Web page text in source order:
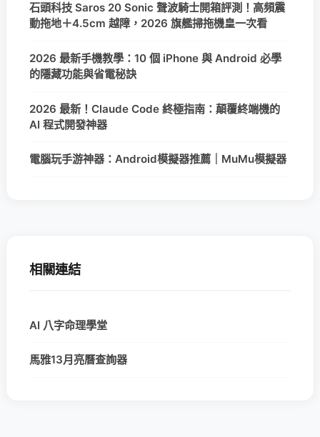
石頭科技 Saros 20 Sonic 聲波騎士開箱評測！高頻震
動拖地＋4.5cm 越障，2026 旗艦掃拖機皇一次看
2026 最新手機教學：10 個 iPhone 與 Android 必學
的隱藏功能與省電秘訣
2026 最新！Claude Code 終極指南：顛覆終端機的
AI 程式開發神器
電腦玩手游神器：Android模擬器推薦｜MuMu模擬器
相關連結
AI 八字命理學堂
馬雅13月亮曆查詢器